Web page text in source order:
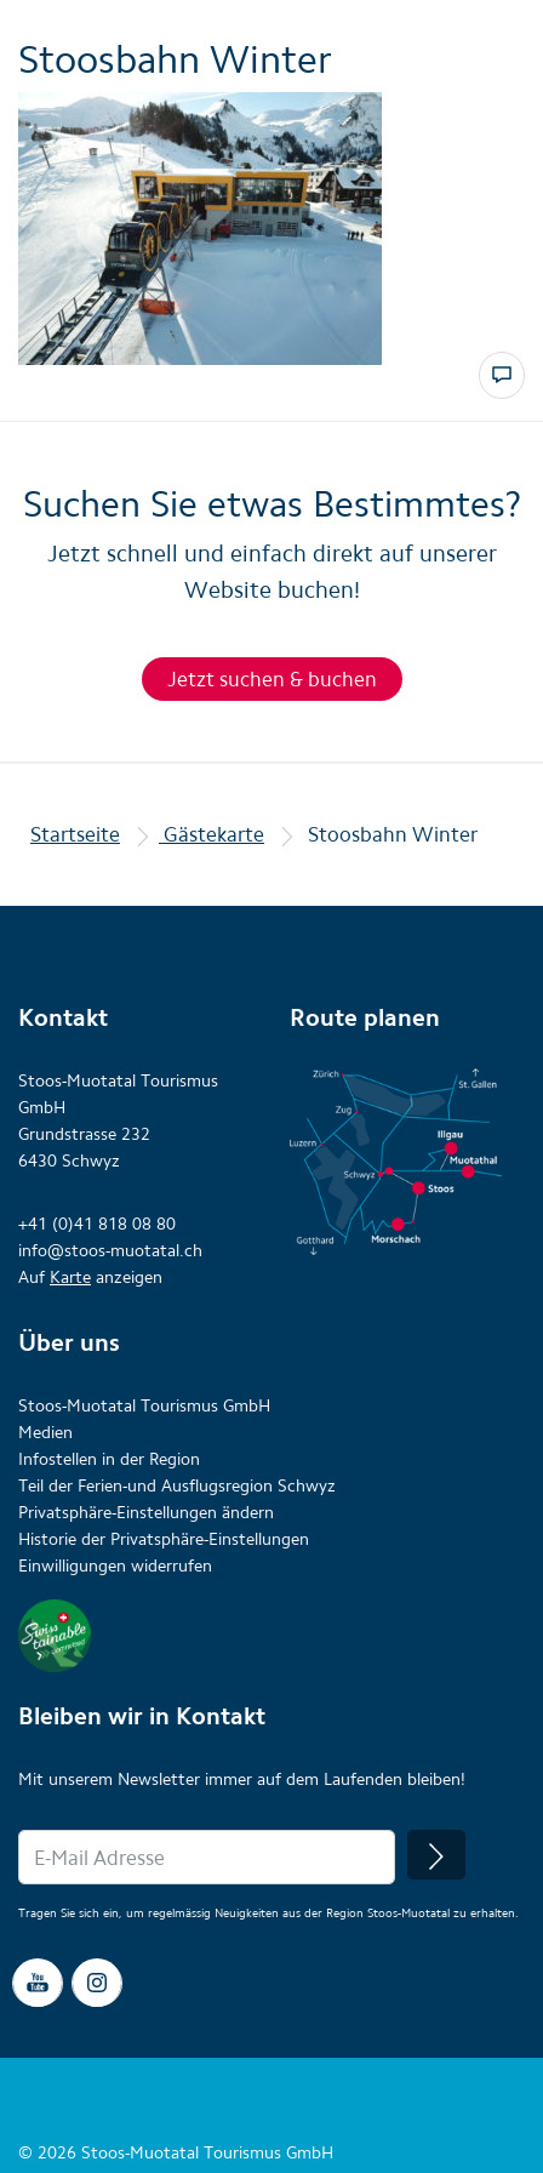
Stoosbahn Winter
Suchen Sie etwas Bestimmtes?
Jetzt schnell und einfach direkt auf unserer
Website buchen!
Jetzt suchen & buchen
Startseite Gästekarte Stoosbahn Winter
Kontakt
Stoos-Muotatal Tourismus
GmbH
Grundstrasse 232
6430 Schwyz
+41 (0)41 818 08 80
info@stoos-muotatal.ch
Auf Karte anzeigen
Route planen
Über uns
Stoos-Muotatal Tourismus GmbH
Medien
Infostellen in der Region
Teil der Ferien-und Ausflugsregion Schwyz
Privatsphäre-Einstellungen ändern
Historie der Privatsphäre-Einstellungen
Einwilligungen widerrufen
Bleiben wir in Kontakt
Mit unserem Newsletter immer auf dem Laufenden bleiben!
Tragen Sie sich ein, um regelmässig Neuigkeiten aus der Region Stoos-Muotatal zu erhalten.
© 2026 Stoos-Muotatal Tourismus GmbH